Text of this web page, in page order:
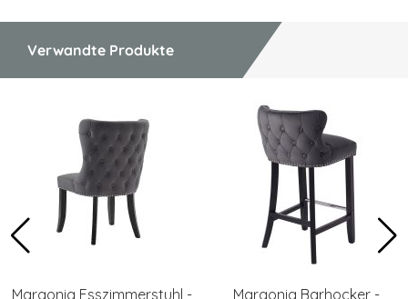
Verwandte Produkte
Margonia Esszimmerstuhl - Margonia Barhocker -